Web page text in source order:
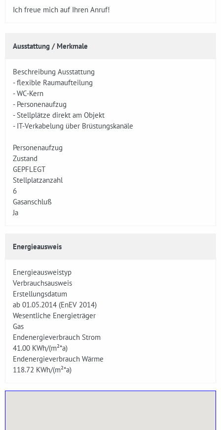
Ich freue mich auf Ihren Anruf!
Ausstattung / Merkmale
Beschreibung Ausstattung
- flexible Raumaufteilung
- WC-Kern
- Personenaufzug
- Stellplätze direkt am Objekt
- IT-Verkabelung über Brüstungskanäle
Personenaufzug
Zustand
GEPFLEGT
Stellplatzanzahl
6
Gasanschluß
Ja
Energieausweis
Energieausweistyp
Verbrauchsausweis
Erstellungsdatum
ab 01.05.2014 (EnEV 2014)
Wesentliche Energieträger
Gas
Endenergieverbrauch Strom
41.00 KWh/(m²*a)
Endenergieverbrauch Wärme
118.72 KWh/(m²*a)